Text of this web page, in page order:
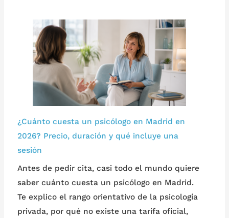
¿Cuánto cuesta un psicólogo en Madrid en
2026? Precio, duración y qué incluye una
sesión
Antes de pedir cita, casi todo el mundo quiere
saber cuánto cuesta un psicólogo en Madrid.
Te explico el rango orientativo de la psicología
privada, por qué no existe una tarifa oficial,